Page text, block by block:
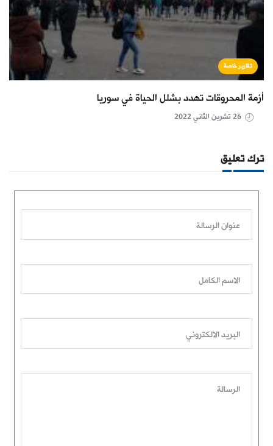
تقارير خاصة
أزمة المحروقات تهدد بشلل الحياة في سوريا
ترك تعليق
عنوان الرسالة
الاسم الكامل
البريد الالكتروني
الرسالة